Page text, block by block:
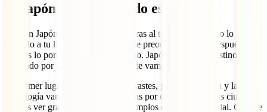
9. Japón, por El mundo es un viaje
¡Por fin Japón ha abierto sus fronteras al turismo! ¿Aún no lo has
añadido a tu lista viajera? Pues no te preocupes porque después de
leernos lo pondrás en el número uno. Japón es nuestro destino
preferido por diversas razones que te vamos a contar.
En primer lugar, es un país de contrastes, pues la tradición y la
tecnología van de la mano. Si paseas por cualquiera de sus ciudades
puedes ver grandes rascacielos y templos de la época feudal. Otro de